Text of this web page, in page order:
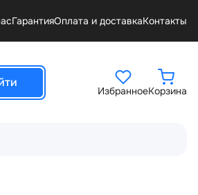
ГарантияОплата и доставкаКонтакты
ИзбранноеКорзина